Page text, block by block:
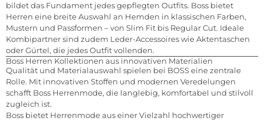
bildet das Fundament jedes gepflegten Outfits. Boss bietet
Herren eine breite Auswahl an Hemden in klassischen Farben,
Mustern und Passformen – von Slim Fit bis Regular Cut. Ideale
Kombipartner sind zudem Leder-Accessoires wie Aktentaschen
oder Gürtel, die jedes Outfit vollenden.
Boss Herren Kollektionen aus innovativen Materialien
Qualität und Materialauswahl spielen bei BOSS eine zentrale
Rolle. Mit innovativen Stoffen und modernen Veredelungen
schafft Boss Herrenmode, die langlebig, komfortabel und stilvoll
zugleich ist.
Boss bietet Herrenmode aus einer Vielzahl hochwertiger